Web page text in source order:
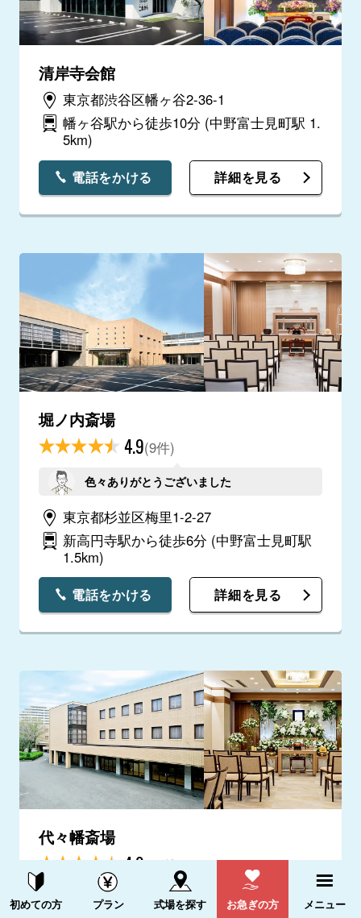
清岸寺会館
東京都渋谷区幡ヶ谷2-36-1
幡ヶ谷駅から徒歩10分 (中野富士見町駅 1.
5km)
電話をかける 詳細を見る
堀ノ内斎場
4.9(9件)
色々ありがとうございました
東京都杉並区梅里1-2-27
新高円寺駅から徒歩6分 (中野富士見町駅
1.5km)
電話をかける 詳細を見る
代々幡斎場
4.9(13件)
丁寧な説明で安心しました。 ありがとうご
資料請求する 電話をかける
初めての方 プラン 式場を探す お急ぎの方 メニュー